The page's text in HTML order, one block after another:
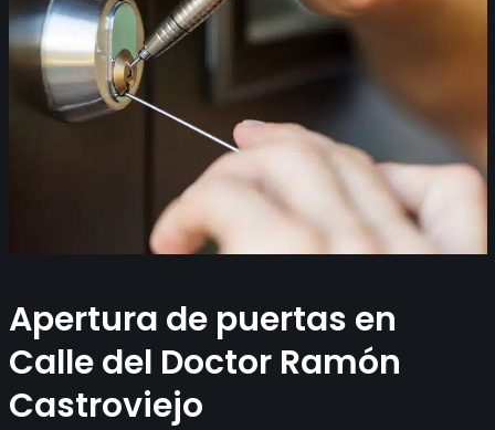
Apertura de puertas en
Calle del Doctor Ramón
Castroviejo